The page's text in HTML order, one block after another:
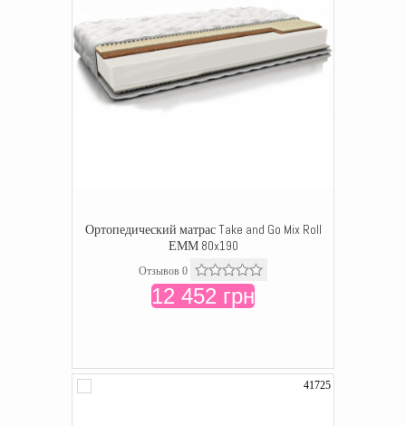
Ортопедический матрас Take and Go Mix Roll
ЕММ 80x190
Отзывов 0
12 452 грн
41725